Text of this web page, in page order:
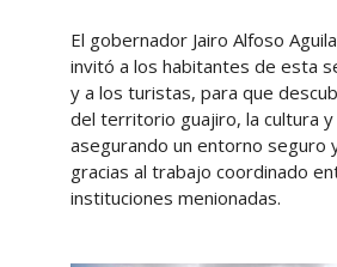
El gobernador Jairo Alfoso
invitó a los habitantes de esta
y a los turistas, para que
del territorio guajiro, la cultura
asegurando un entorno seguro
gracias al trabajo coordinado
instituciones menionadas.